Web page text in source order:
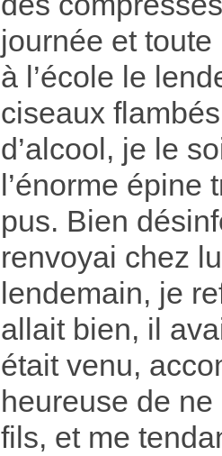
journée et toute
à l’école le
ciseaux
d’alcool, je le
l’énorme
pus. Bien
renvoyai chez
lendemain, je
allait bien, il
était venu,
heureuse de
fils, et me